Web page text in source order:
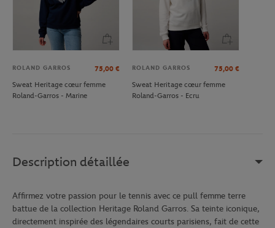
ROLAND GARROS 75,00 €
Sweat Heritage cœur femme
Roland-Garros - Marine
ROLAND GARROS 75,00 €
Sweat Heritage cœur femme
Roland-Garros - Ecru
Description détaillée
Affirmez votre passion pour le tennis avec ce pull femme terre
battue de la collection Heritage Roland Garros. Sa teinte iconique,
directement inspirée des légendaires courts parisiens, fait de cette